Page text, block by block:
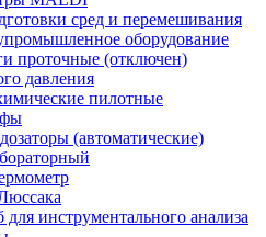
сред и перемешивания
оборудование
проточные (отключен)
давления
пилотные
(автоматические)
инструментального анализа